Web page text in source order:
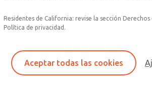
Opciones
Discos
Series
Residentes de California: revise la sección
Política de privacidad.
Aceptar todas las cookies